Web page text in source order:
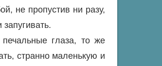
не пропустив ни разу,
глаза, то же
странно маленькую и